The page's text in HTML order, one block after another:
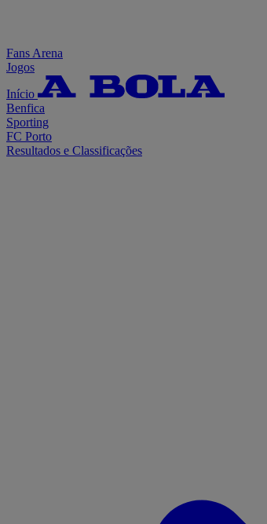
Fans Arena
Jogos
Início
Benfica
Sporting
FC Porto
Resultados e Classificações